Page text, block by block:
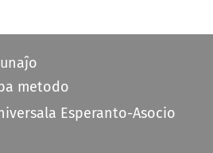
metodo
Esperanto-Asocio